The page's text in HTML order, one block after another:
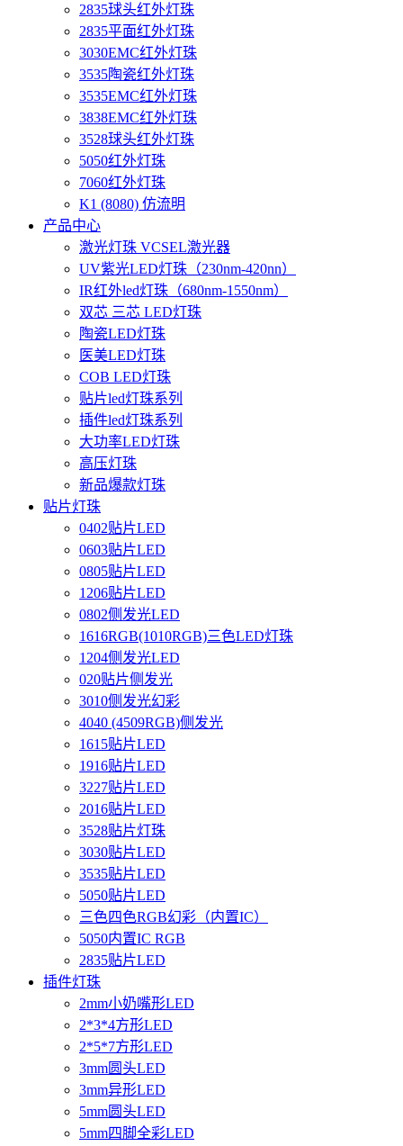
2835球头红外灯珠
2835平面红外灯珠
3030EMC红外灯珠
3535陶瓷红外灯珠
3535EMC红外灯珠
3838EMC红外灯珠
3528球头红外灯珠
5050红外灯珠
7060红外灯珠
K1 (8080) 仿流明
产品中心
激光灯珠 VCSEL激光器
UV紫光LED灯珠（230nm-420nn）
IR红外led灯珠（680nm-1550nm）
双芯 三芯 LED灯珠
陶瓷LED灯珠
医美LED灯珠
COB LED灯珠
贴片led灯珠系列
插件led灯珠系列
大功率LED灯珠
高压灯珠
新品爆款灯珠
贴片灯珠
0402贴片LED
0603贴片LED
0805贴片LED
1206贴片LED
0802侧发光LED
1616RGB(1010RGB)三色LED灯珠
1204侧发光LED
020贴片侧发光
3010侧发光幻彩
4040 (4509RGB)侧发光
1615贴片LED
1916贴片LED
3227贴片LED
2016贴片LED
3528贴片灯珠
3030贴片LED
3535贴片LED
5050贴片LED
三色四色RGB幻彩（内置IC）
5050内置IC RGB
2835贴片LED
插件灯珠
2mm小奶嘴形LED
2*3*4方形LED
2*5*7方形LED
3mm圆头LED
3mm异形LED
5mm圆头LED
5mm四脚全彩LED